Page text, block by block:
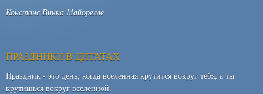
Констанс Винка Майорелле
ПРАЗДНИКИ В ЦИТАТАХ
Праздник - это день, когда вселенная крутится вокруг тебя, а ты
крутишься вокруг вселенной.